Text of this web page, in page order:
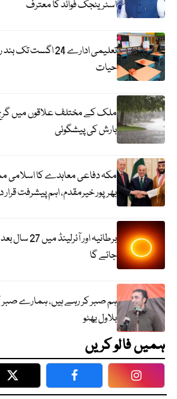
اسٹریٹجک فوائد کا معترف
تعلیمی ادارے 24
حیات
ملک کے مختلف علاقوں میں
بارش کی پیشگوئی
مکہ دفاعی معاہدے کا
بھرپور خیرمقدم، اہم پیشرفت
برطانیہ اور
جائے گا
ہم صبر کر رہے ہیں، ہمارے صبر
بلاول بھٹو
ہمیں فالو کریں
Twitter Facebook